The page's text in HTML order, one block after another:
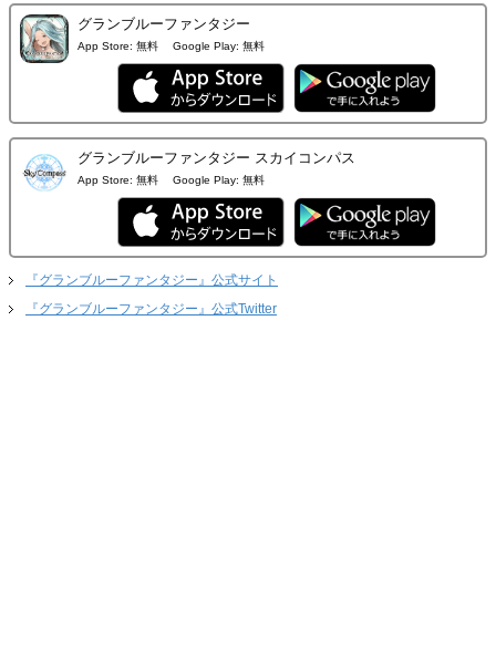
グランブルーファンタジー
App Store: 無料 Google Play: 無料
グランブルーファンタジー スカイコンパス
App Store: 無料 Google Play: 無料
『グランブルーファンタジー』公式サイト
『グランブルーファンタジー』公式Twitter